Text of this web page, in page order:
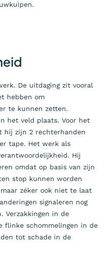
De uitdaging zit vooral
hebben om
te kunnen zetten.
het veld plaats. Voor het
hij zijn 2 rechterhanden
tape. Het werk als
Hij
omdat op basis van zijn
stop kunnen worden
zéker ook niet te laat
signaleren nog
Verzakkingen in de
flinke schommelingen in de
tot schade in de